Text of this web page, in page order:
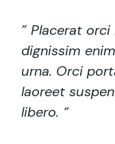
” Placerat
dignissim
urna. Orci
laoreet
libero. “